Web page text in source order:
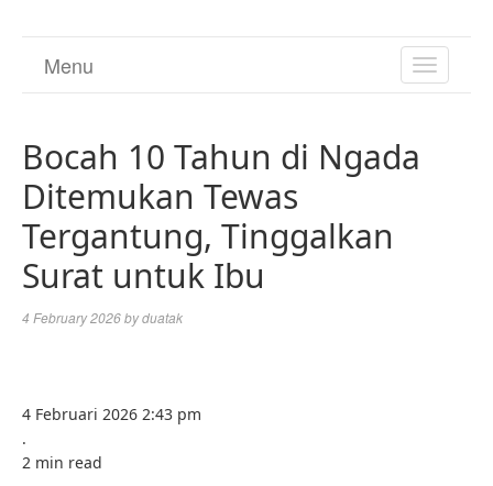
TOGGLE
Menu
Bocah 10 Tahun di Ngada
Ditemukan Tewas
Tergantung, Tinggalkan
Surat untuk Ibu
4 February 2026byduatak
4 Februari 2026 2:43 pm
.
2 min read